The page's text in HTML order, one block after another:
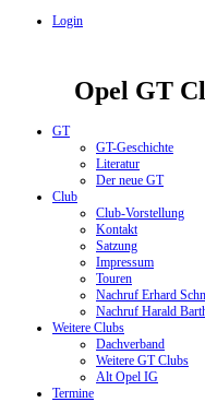
Login
Opel GT Club
GT
GT-Geschichte
Literatur
Der neue GT
Club
Club-Vorstellung
Kontakt
Satzung
Impressum
Touren
Nachruf Erhard
Nachruf Harald
Weitere Clubs
Dachverband
Weitere GT Clubs
Alt Opel IG
Termine